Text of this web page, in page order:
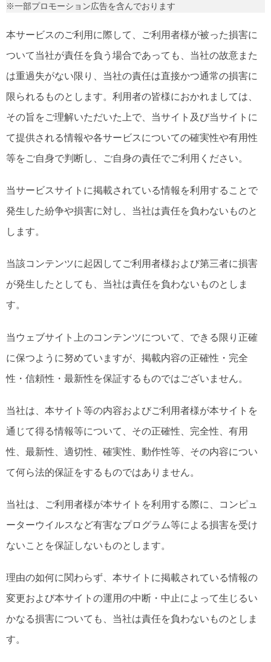
※一部プロモーション広告を含んでおります
本サービスのご利用に際して、ご利用者様が被った損害に
ついて当社が責任を負う場合であっても、当社の故意また
は重過失がない限り、当社の責任は直接かつ通常の損害に
限られるものとします。利用者の皆様におかれましては、
その旨をご理解いただいた上で、当サイト及び当サイトに
て提供される情報や各サービスについての確実性や有用性
等をご自身で判断し、ご自身の責任でご利用ください。
当サービスサイトに掲載されている情報を利用することで
発生した紛争や損害に対し、当社は責任を負わないものと
します。
当該コンテンツに起因してご利用者様および第三者に損害
が発生したとしても、当社は責任を負わないものとしま
す。
当ウェブサイト上のコンテンツについて、できる限り正確
に保つように努めていますが、掲載内容の正確性・完全
性・信頼性・最新性を保証するものではございません。
当社は、本サイト等の内容およびご利用者様が本サイトを
通じて得る情報等について、その正確性、完全性、有用
性、最新性、適切性、確実性、動作性等、その内容につい
て何ら法的保証をするものではありません。
当社は、ご利用者様が本サイトを利用する際に、コンピュ
ーターウイルスなど有害なプログラム等による損害を受け
ないことを保証しないものとします。
理由の如何に関わらず、本サイトに掲載されている情報の
変更および本サイトの運用の中断・中止によって生じるい
かなる損害についても、当社は責任を負わないものとしま
す。